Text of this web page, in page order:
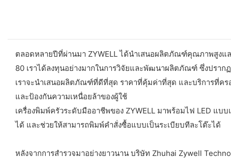
ตลอดหลายปีที่ผ่านมา ZYWELL ได้นำเสนอผลิตภัณฑ์คุณภาพสูงแ
80 เราได้ลงทุนอย่างมากในการวิจัยและพัฒนาผลิตภัณฑ์ ซึ่งปราก
เราจะนำเสนอผลิตภัณฑ์ที่ดีที่สุด ราคาที่คุ้มค่าที่สุด และบริการที่ค
และป้องกันความเหนื่อยล้าของผู้ใช้
เครื่องพิมพ์ครัวระดับมืออาชีพของ ZYWELL มาพร้อมไฟ LED แบ
ได้ และช่วยให้สามารถพิมพ์คำสั่งซื้อแบบเป็นระเบียบทีละโต๊ะได้
หลังจากการสำรวจมาอย่างยาวนาน บริษัท Zhuhai Zywell